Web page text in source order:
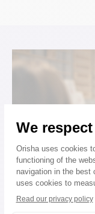
« On se